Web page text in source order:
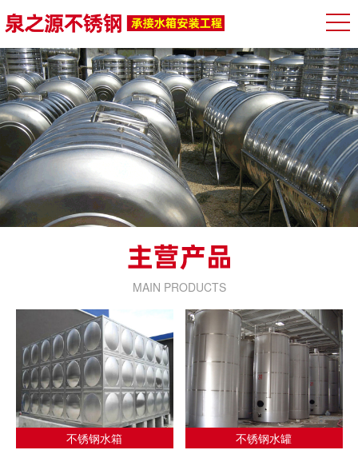
MAIN PRODUCTS
不锈钢水箱 不锈钢水罐